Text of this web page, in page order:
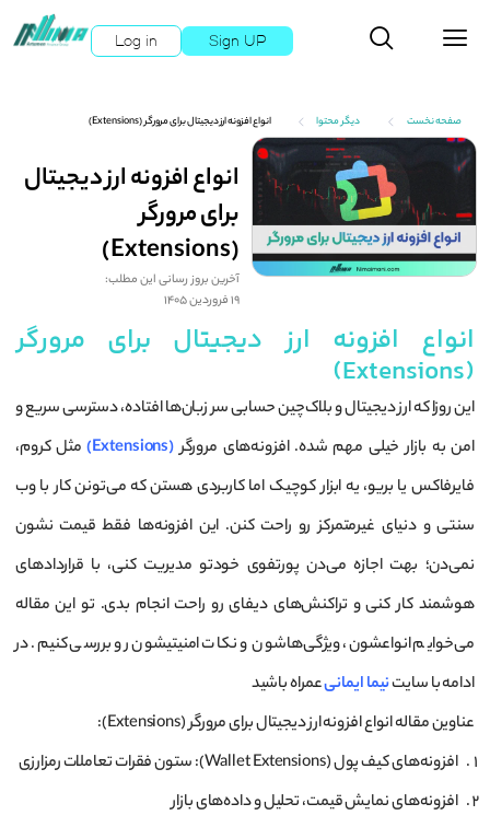
Log in Sign UP
صفحه نخست دیگر محتوا انواع افزونه ارز دیجیتال برای مرورگر (Extensions)
انواع افزونه ارز دیجیتال
برای مرورگر
(Extensions)
آخرین بروز رسانی این مطلب:
19 فروردین 1405
انواع افزونه ارز دیجیتال برای مرورگر
(Extensions)
این روزا که ارز دیجیتال و بلاک‌چین حسابی سر زبان‌ها افتاده، دسترسی سریع و
امن به بازار خیلی مهم شده. افزونه‌های مرورگر(Extensions)
مثل کروم،
فایرفاکس یا بریو، یه ابزار کوچیک اما کاربردی هستن که می‌تونن کار با وب
سنتی و دنیای غیرمتمرکز رو راحت کنن. این افزونه‌ها فقط قیمت نشون
نمی‌دن؛ بهت اجازه می‌دن پورتفوی خودتو مدیریت کنی، با قراردادهای
هوشمند کار کنی و تراکنش‌های دیفای رو راحت انجام بدی. تو این مقاله
می‌خوایم انواعشون، ویژگی‌هاشون و نکات امنیتیشون رو بررسی کنیم. در
ادامه با سایتنیما ایمانیعمراه باشید
عناوین مقاله انواع افزونه ارز دیجیتال برای مرورگر (Extensions):
افزونه‌های کیف پول (Wallet Extensions): ستون فقرات تعاملات رمزارزی
افزونه‌های نمایش قیمت، تحلیل و داده‌های بازار